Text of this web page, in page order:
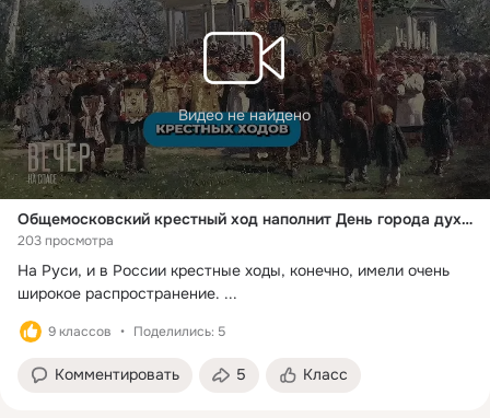
Видео не найдено
Общемосковский крестный ход наполнит День города духовным смыслом: иерей Александр Волков
203 просмотра
На Руси, и в России крестные ходы, конечно, имели очень
широкое распространение. ...
9 классов Поделились: 5
Комментировать 5 Класс